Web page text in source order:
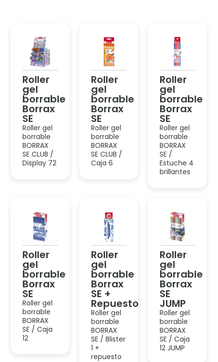
Roller
gel
borrable
Borrax
SE
Roller gel
borrable
BORRAX
SE CLUB /
Display 72
Roller
gel
borrable
Borrax
SE
Roller gel
borrable
BORRAX
SE CLUB /
Caja 6
Roller
gel
borrable
Borrax
SE
Roller gel
borrable
BORRAX
SE /
Estuche 4
brillantes
Roller
gel
borrable
Borrax
SE
Roller gel
borrable
BORRAX
SE / Caja
12
Roller
gel
borrable
Borrax
SE +
Repuesto
Roller gel
borrable
BORRAX
SE / Blister
1 +
repuesto
Roller
gel
borrable
Borrax
SE
JUMP
Roller gel
borrable
BORRAX
SE / Caja
12 JUMP